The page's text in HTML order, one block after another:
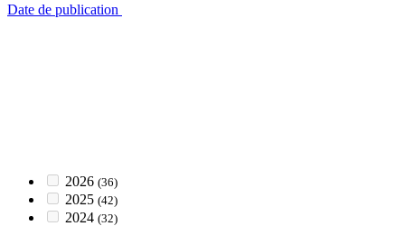
Date de publication
2026 (36)
2025 (42)
2024 (32)